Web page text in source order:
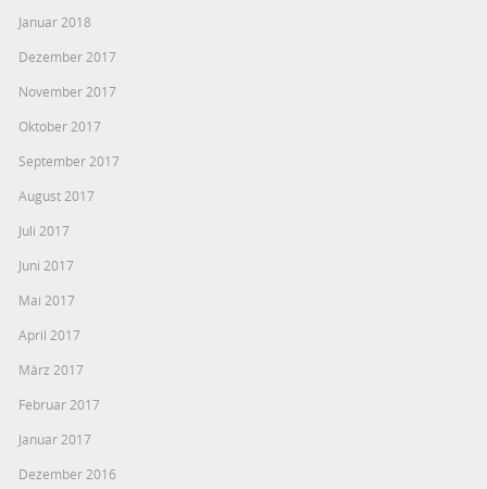
Januar 2018
Dezember 2017
November 2017
Oktober 2017
September 2017
August 2017
Juli 2017
Juni 2017
Mai 2017
April 2017
März 2017
Februar 2017
Januar 2017
Dezember 2016